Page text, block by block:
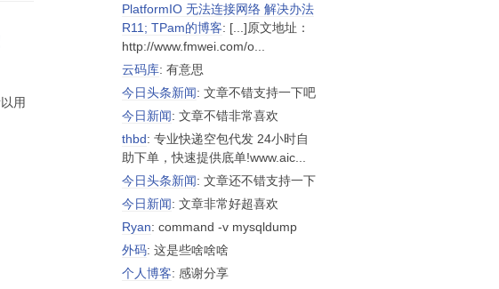
用
PlatformIO 无法连接网络 解决办法
R11; TPam的博客: [...]原文地址：
http://www.fmwei.com/o...
云码库: 有意思
今日头条新闻: 文章不错支持一下吧
今日新闻: 文章不错非常喜欢
thbd: 专业快递空包代发 24小时自
助下单，快速提供底单!www.aic...
今日头条新闻: 文章还不错支持一下
今日新闻: 文章非常好超喜欢
Ryan: command -v mysqldump
外码: 这是些啥啥啥
个人博客: 感谢分享